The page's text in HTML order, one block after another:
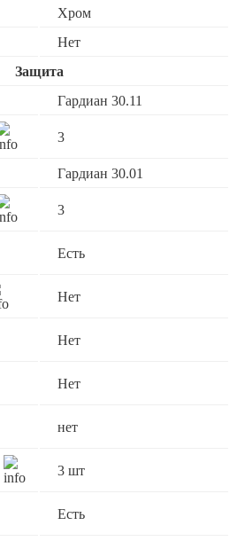
Хром
Нет
Защита
Гардиан 30.11
3
Гардиан 30.01
3
Есть
Нет
Нет
Нет
нет
3 шт
Есть